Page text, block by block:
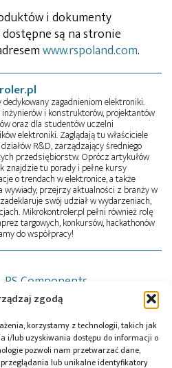
zgodą
korzystamy z technologii, takich jak
i/lub uzyskiwania dostępu do informacji o
pozwoli nam przetwarzać dane,
lub unikalne identyfikatory
i dokumenty
są na stronie
www.rspoland.com.
zagadnieniom elektroniki.
i konstruktorów, projektantów
oraz dla studentów uczelni
elektroniki. Zaglądają tu właściciele
R&D, zarządzający średniego
przedsiębiorstw. Oprócz artykułów
znajdzie tu porady i pełne kursy
o trendach w elektronice, a także
wywiady, przejrzy aktualności z branży w
swój udział w wydarzeniach,
Mikrokontroler.pl pełni również rolę
targowych, konkursów, hackathonów
do współpracy!
RS Components